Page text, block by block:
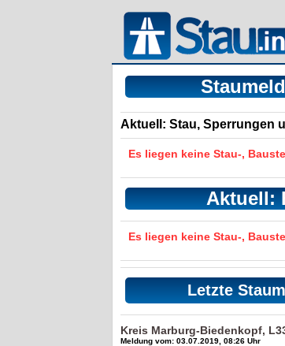
Aktuell: Stau, Sperrungen
Es liegen keine Stau-,
Aktuell:
Es liegen keine Stau-,
Letzte
Kreis Marburg-Biedenkopf,
Meldung vom: 03.07.2019, 08:26 Uhr